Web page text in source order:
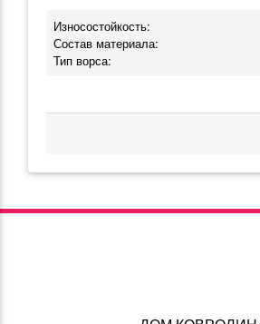
Износостойкость:
Состав материала:
Тип ворса: